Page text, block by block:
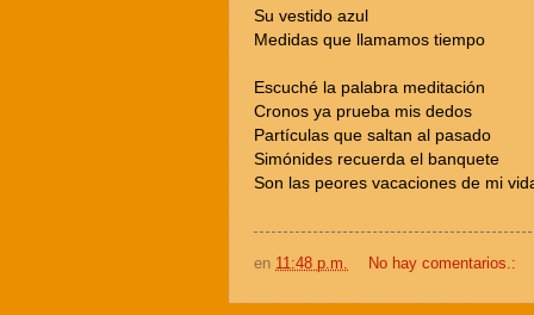
Su vestido azul
Medidas que llamamos tiempo
Escuché la palabra meditación
Cronos ya prueba mis dedos
Partículas que saltan al pasado
Simónides recuerda el banquete
Son las peores vacaciones de mi
en 11:48 p.m. No hay comentarios.: